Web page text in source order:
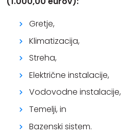
Gretje,
Klimatizacija,
Streha,
Električne instalacije,
Vodovodne instalacije,
Temelji, in
Bazenski sistem.